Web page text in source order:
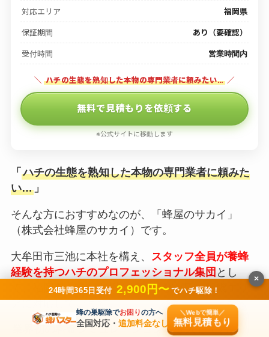
対応エリア 福岡県
保証期間 あり（要確認）
受付時間 営業時間内
＼ ハチの生態を熟知した本物の専門業者に頼みたい… ／
無料で見積もりを依頼する
※公式サイトに移動します
「 ハチの生態を熟知した本物の専門業者に頼みた
い…」
そんな方におすすめなのが、「蜂屋のサカイ」
（株式会社蜂屋のサカイ）です。
大牟田市三池に本社を構え、
スタッフ全員が養蜂
経験を持つハチのプロフェッショナル集団 とし
て、福岡県を含む九州全域および中国・近畿エリ
アに対応しています。
業界初の料金シミュレーションを導入しており、
24時間365日受付 2,900円〜 でハチ駆除！
蜂の巣駆除でお困りの方へ
全国対応・追加料金なし
＼Webで簡単／
無料見積もり
×